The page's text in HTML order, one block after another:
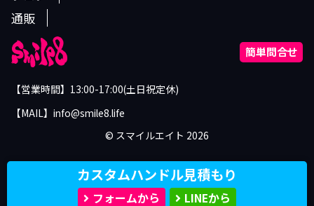
カスタムハンドル見積もり
フォームから LINEから
通販
簡単問合せ
【営業時間】13:00-17:00(土日祝定休)
【MAIL】info@smile8.life
©︎ スマイルエイト 2026